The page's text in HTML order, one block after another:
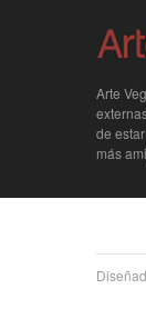
Arte
de
más